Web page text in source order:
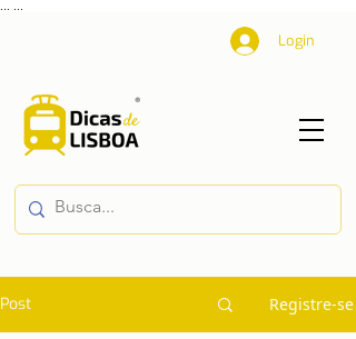
Login
Post Registre-se